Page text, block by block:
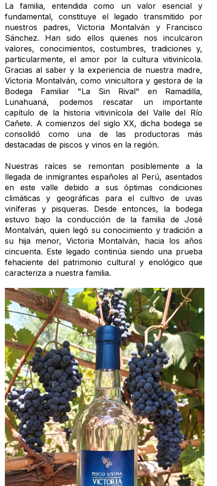
La familia, entendida como un valor esencial y
fundamental, constituye el legado transmitido por
nuestros padres, Victoria Montalván y Francisco
Sánchez. Han sido ellos quienes nos inculcaron
valores, conocimientos, costumbres, tradiciones y,
particularmente, el amor por la cultura vitivinícola.
Gracias al saber y la experiencia de nuestra madre,
Victoria Montalván, como vinicultora y gestora de la
Bodega Familiar "La Sin Rival" en Ramadilla,
Lunahuaná, podemos rescatar un importante
capítulo de la historia vitivinícola del Valle del Río
Cañete. A comienzos del siglo XX, dicha bodega se
consolidó como una de las productoras más
destacadas de piscos y vinos en la región.
Nuestras raíces se remontan posiblemente a la
llegada de inmigrantes españoles al Perú, asentados
en este valle debido a sus óptimas condiciones
climáticas y geográficas para el cultivo de uvas
viníferas y pisqueras. Desde entonces, la bodega
estuvo bajo la conducción de la familia de José
Montalván, quien legó su conocimiento y tradición a
su hija menor, Victoria Montalván, hacia los años
cincuenta. Este legado continúa siendo una prueba
fehaciente del patrimonio cultural y enológico que
caracteriza a nuestra familia.